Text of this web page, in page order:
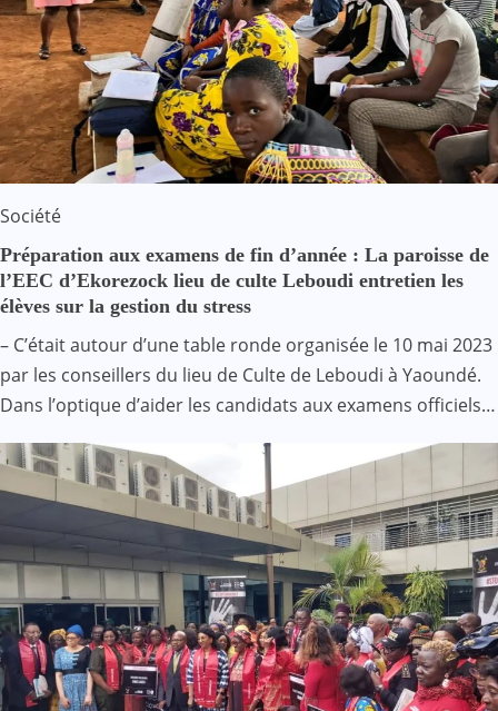
Société
Préparation aux examens de fin d’année : La paroisse de
l’EEC d’Ekorezock lieu de culte Leboudi entretien les
élèves sur la gestion du stress
– C’était autour d’une table ronde organisée le 10 mai 2023
par les conseillers du lieu de Culte de Leboudi à Yaoundé.
Dans l’optique d’aider les candidats aux examens officiels…